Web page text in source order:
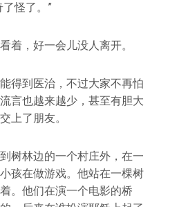
了怪了。”
着，好一会儿没人离开。
得到医治，不过大家不再怕
言也越来越少，甚至有胆大
上了朋友。
树林边的一个村庄外，在一
孩在做游戏。他站在一棵树
。他们在演一个电影的桥